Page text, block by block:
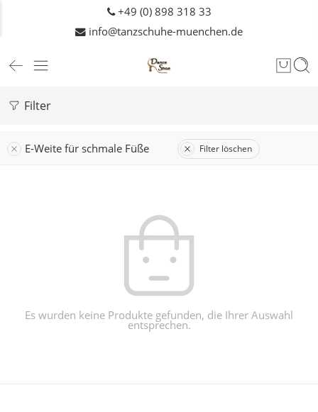
+49 (0) 898 318 33
info@tanzschuhe-muenchen.de
Filter
E-Weite für schmale Füße Filter löschen
Es wurden keine Produkte gefunden, die Ihrer Auswahl
entsprechen.